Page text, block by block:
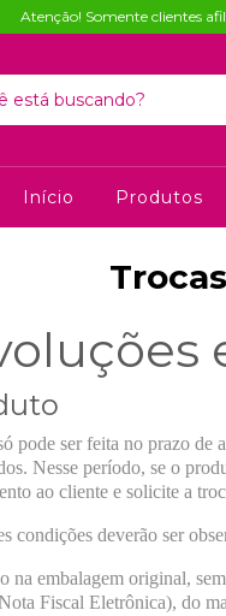
Atenção! Somente clientes
Início Produtos
pode ser feita no prazo de
Nesse período, se o
ao cliente e solicite a
condições deverão ser
na embalagem original,
Fiscal Eletrônica), do